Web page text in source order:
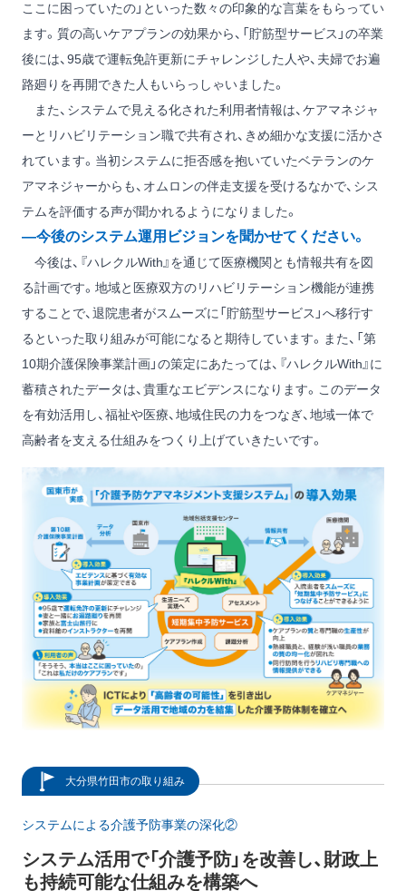
ここに困っていたの」といった数々の印象的な言葉をもらってい
ます。質の高いケアプランの効果から、「貯筋型サービス」の卒業
後には、95歳で運転免許更新にチャレンジした人や、夫婦でお遍
路廻りを再開できた人もいらっしゃいました。
また、システムで見える化された利用者情報は、ケアマネジャ
ーとリハビリテーション職で共有され、きめ細かな支援に活かさ
れています。当初システムに拒否感を抱いていたベテランのケ
アマネジャーからも、オムロンの伴走支援を受けるなかで、シス
テムを評価する声が聞かれるようになりました。
―今後のシステム運用ビジョンを聞かせてください。
今後は、『ハレクルWith』を通じて医療機関とも情報共有を図
る計画です。地域と医療双方のリハビリテーション機能が連携
することで、退院患者がスムーズに「貯筋型サービス」へ移行す
るといった取り組みが可能になると期待しています。また、「第
10期介護保険事業計画」の策定にあたっては、『ハレクルWith』に
蓄積されたデータは、貴重なエビデンスになります。このデータ
を有効活用し、福祉や医療、地域住民の力をつなぎ、地域一体で
高齢者を支える仕組みをつくり上げていきたいです。
大分県竹田市の取り組み
システムによる介護予防事業の深化②
システム活用で「介護予防」を改善し、財政上
も持続可能な仕組みを構築へ